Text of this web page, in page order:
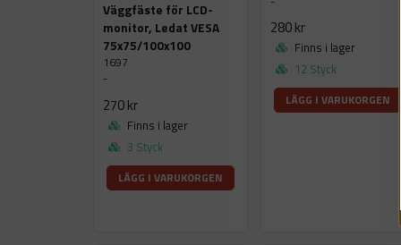
Väggfäste för LCD-
monitor, Ledat VESA
75x75/100x100
1697
-
270 kr
Finns i lager
3 Styck
LÄGG I VARUKORGEN
280 kr
Finns i lager
12 Styck
LÄGG I VARUKORGEN